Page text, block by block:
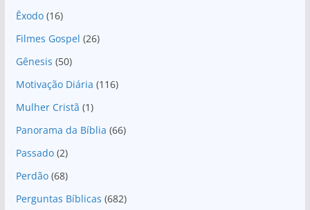
Êxodo(16)
Filmes Gospel (26)
Gênesis (50)
Motivação Diária (116)
Mulher Cristã (1)
Panorama da Bíblia (66)
Passado(2)
Perdão(68)
Perguntas Bíblicas (682)